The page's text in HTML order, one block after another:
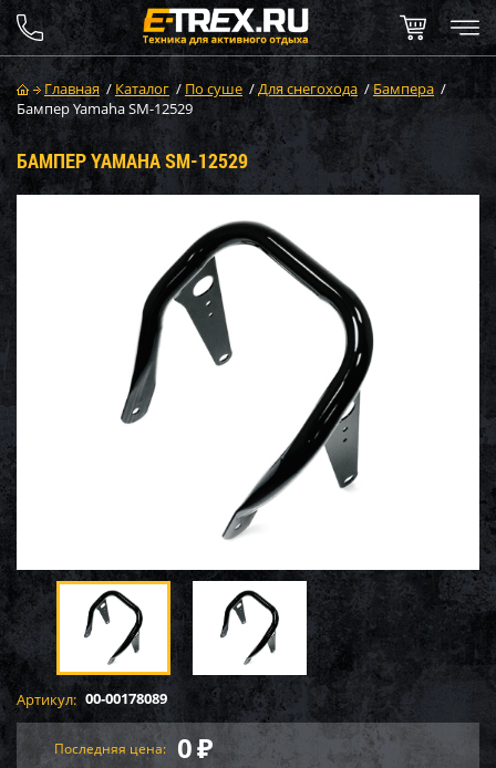
Главная / Каталог / По суше /Для снегохода /Бампера /
Бампер Yamaha SM-12529
БАМПЕР YAMAHA SM-12529
Артикул: 00-00178089
Последняя цена: 0₽